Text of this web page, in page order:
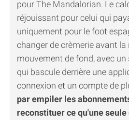
pour The Mandalorian. Le
réjouissant pour celui qui
uniquement pour le foot
changer de crèmerie avant la
mouvement de fond, avec
qui bascule derrière une
connexion et un compte de
par empiler les
reconstituer ce qu'une